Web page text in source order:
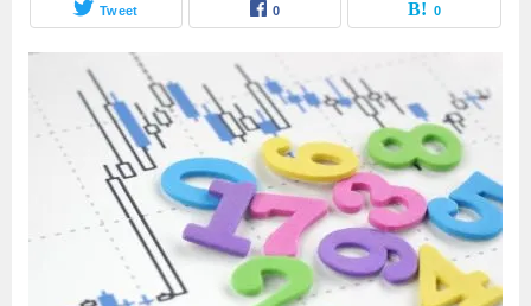
Tweet 0 0